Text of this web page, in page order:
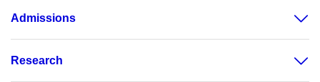
Admissions
Research